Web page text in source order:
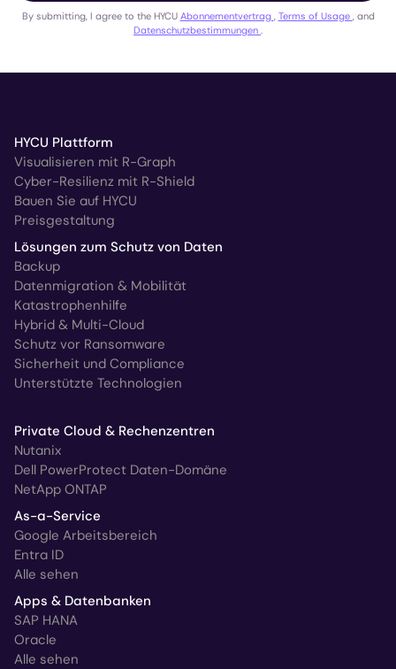
By submitting, I agree to the HYCU Abonnementvertrag Terms of Usage , and
Datenschutzbestimmungen
HYCU Plattform
Visualisieren mit R-Graph
Cyber-Resilienz mit R-Shield
Bauen Sie auf HYCU
Preisgestaltung
Lösungen zum Schutz von Daten
Backup
Datenmigration & Mobilität
Katastrophenhilfe
Hybrid & Multi-Cloud
Schutz vor Ransomware
Sicherheit und Compliance
Unterstützte Technologien
Private Cloud & Rechenzentren
Nutanix
Dell PowerProtect Daten-Domäne
NetApp ONTAP
As-a-Service
Google Arbeitsbereich
Entra ID
Alle sehen
Apps & Datenbanken
SAP HANA
Oracle
Alle sehen